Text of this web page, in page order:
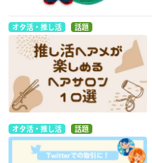
オタ活・推し活 話題
オタ活・推し活 話題